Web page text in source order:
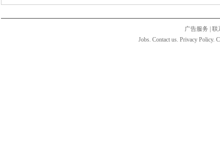
广告服务
联
Jobs. Contact us. Privacy Policy.